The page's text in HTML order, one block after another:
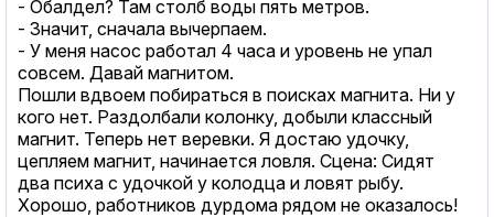
- Обалдел? Там столб воды пять метров.
- Значит, сначала вычерпаем.
- У меня насос работал 4 часа и уровень не упал
совсем. Давай магнитом.
Пошли вдвоем побираться в поисках магнита. Ни у
кого нет. Раздолбали колонку, добыли классный
магнит. Теперь нет веревки. Я достаю удочку,
цепляем магнит, начинается ловля. Сцена: Сидят
два психа с удочкой у колодца и ловят рыбу.
Хорошо, работников дурдома рядом не оказалось!